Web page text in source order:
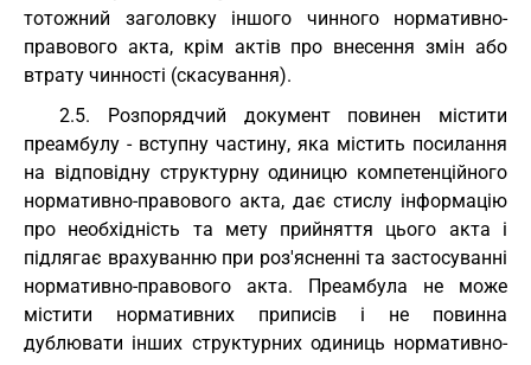
тотожний заголовку іншого чинного нормативно-
правового акта, крім актів про внесення змін або
втрату чинності (скасування).
2.5. Розпорядчий документ повинен містити
преамбулу - вступну частину, яка містить посилання
на відповідну структурну одиницю компетенційного
нормативно-правового акта, дає стислу інформацію
про необхідність та мету прийняття цього акта і
підлягає врахуванню при роз'ясненні та застосуванні
нормативно-правового акта. Преамбула не може
містити нормативних приписів і не повинна
дублювати інших структурних одиниць нормативно-